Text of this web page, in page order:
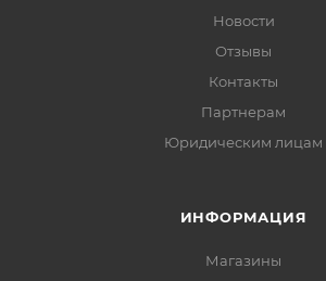
Новости
Отзывы
Контакты
Партнерам
Юридическим лицам
ИНФОРМАЦИЯ
Магазины